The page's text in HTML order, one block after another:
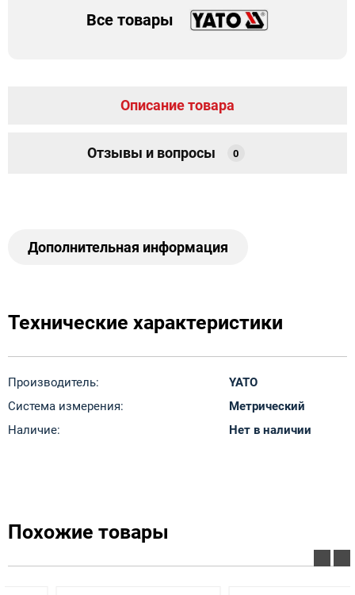
Все товары
Описание товара
Отзывы и вопросы 0
Дополнительная информация
Технические характеристики
Производитель:
YATO
Система измерения:
Метрический
Наличие:
Нет в наличии
Похожие товары